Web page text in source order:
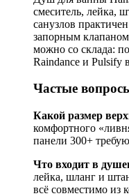
смеситель, лейка,
санузлов
запорным
можно со склада:
Raindance и Pulsify
Частые
Какой размер
комфортного
панели 300+
Что входит в
лейка, шланг и
всё совместимо из